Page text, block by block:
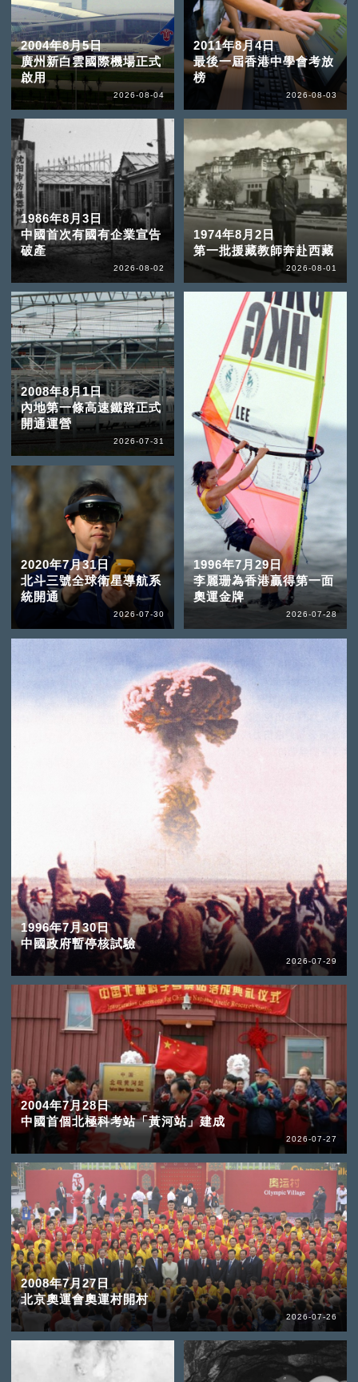
2004年8月5日
廣州新白雲國際機場正式
啟用
2026-08-04
2011年8月4日
最後一屆香港中學會考放
榜
2026-08-03
1986年8月3日
中國首次有國有企業宣告
破產
2026-08-02
1974年8月2日
第一批援藏教師奔赴西藏
2026-08-01
2008年8月1日
內地第一條高速鐵路正式
開通運營
2026-07-31
2020年7月31日
北斗三號全球衛星導航系
統開通
2026-07-30
1996年7月30日
中國政府暫停核試驗
2026-07-29
1996年7月29日
李麗珊為香港贏得第一面
奧運金牌
2026-07-28
2004年7月28日
中國首個北極科考站「黃河站」建成
2026-07-27
2008年7月27日
北京奧運會奧運村開村
2026-07-26